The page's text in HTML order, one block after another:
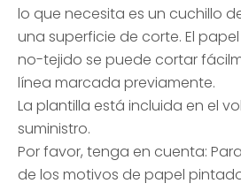
lo que necesita es un cuchillo
una superficie de corte. El
no-tejido se puede cortar
línea marcada previamente.
La plantilla está incluida en el
suministro.
Por favor, tenga en cuenta:
de los motivos de papel